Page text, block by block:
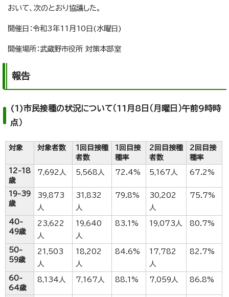
おいて、次のとおり協議した。
開催日：令和3年11月10日(水曜日)
開催場所：武蔵野市役所 対策本部室
報告
(1)市民接種の状況について（11月8日（月曜日）午前9時時
点）
対象 対象者数
1回目接種
者数
1回目接
種率
2回目接種
者数
2回目接
種率
12-18
歳
7,692人 5,568人 72.4% 5,167人 67.2%
19-39
歳
39,873
人
31,832
人
79.8%
30,202
人
75.7%
40-
49歳
23,622
人
19,640
人
83.1% 19,073人 80.7%
50-
59歳
21,503
人
18,202
人
84.6%
17,782
人
82.7%
60-
64歳
8,134人 7,167人 88.1% 7,059人 86.8%